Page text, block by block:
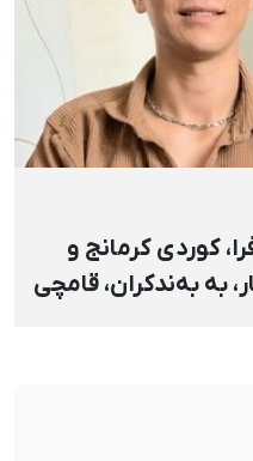
کوردی کرمانج و
بە بەندکران، قامچی